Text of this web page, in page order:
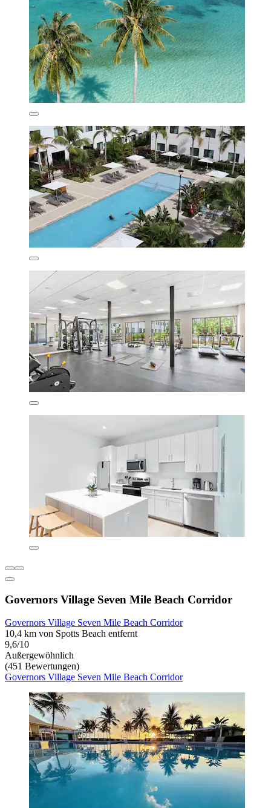
Governors Village Seven Mile Beach Corridor
Governors Village Seven Mile Beach Corridor
10,4 km von Spotts Beach entfernt
9,6/10
Außergewöhnlich
(451 Bewertungen)
Governors Village Seven Mile Beach Corridor